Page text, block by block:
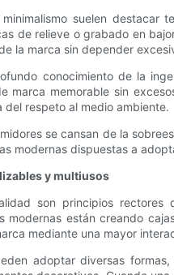
suelen
de relieve o grabado en
la marca sin depender
conocimiento de la
marca memorable sin
respeto al medio ambiente.
se cansan de la
modernas dispuestas a
y multiusos
son principios
modernas están creando
mediante una mayor
adoptar diversas